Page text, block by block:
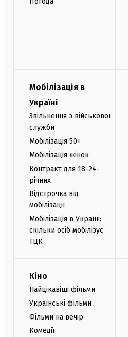
Мобілізація в
Україні
Звільнення з військової
служби
Мобілізація 50+
Мобілізація жінок
Контракт для 18-24-
річних
Відстрочка від
мобілізації
Мобілізація в Україні:
скільки осіб мобілізує
ТЦК
Кіно
Найцікавіші фільми
Українські фільми
Фільми на вечір
Комедії